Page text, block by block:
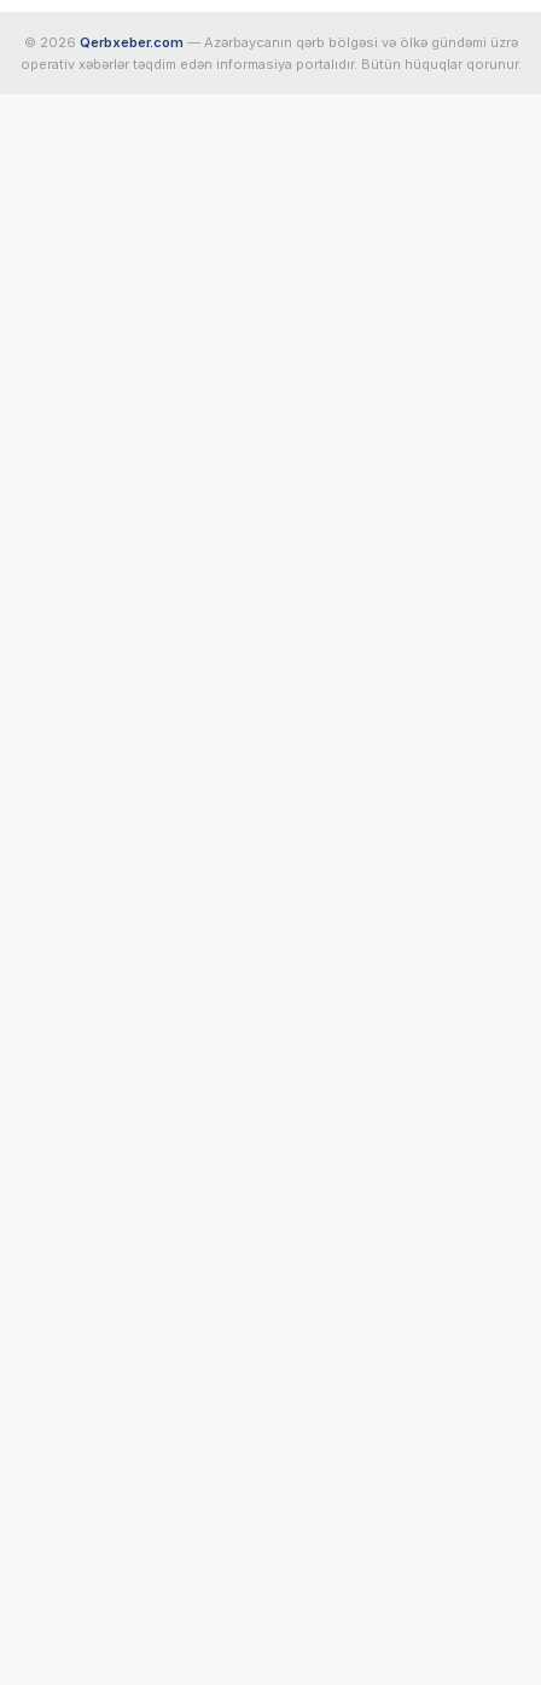
© 2026 Qerbxeber.com — Azərbaycanın qərb bölgəsi və ölkə gündəmi üzrə
operativ xəbərlər təqdim edən informasiya portalıdır. Bütün hüquqlar qorunur.